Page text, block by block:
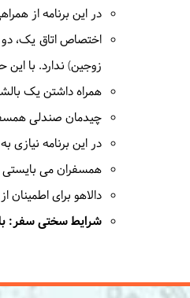
در این برنامه از همراهی افراد
اختصاص اتاق یک، دو
زوجین) ندارد. با
همراه داشتن یک
چیدمان صندلی
در این برنامه
همسفران می بایستی
دالاهو برای اطمینان از ایمنی
شرایط سختی سفر: